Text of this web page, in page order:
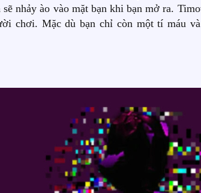
nhảy ào vào mặt bạn khi bạn mở ra.
chơi. Mặc dù bạn chỉ còn một tí máu